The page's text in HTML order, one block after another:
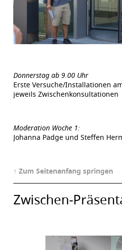
Donnerstag ab 9.00 Uhr
Erste Versuche/Installationen
jeweils Zwischenkonsultationen
Moderation Woche 1:
Johanna Padge und Steffen
↑ Zum Seitenanfang springen
Zwischen-